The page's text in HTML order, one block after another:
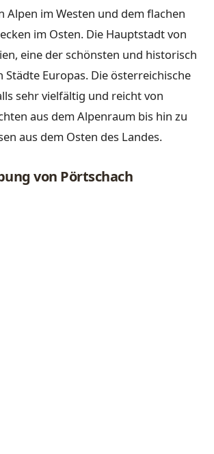
Alpen im Westen und dem flachen
im Osten. Die Hauptstadt von
eine der schönsten und historisch
Städte Europas. Die österreichische
sehr vielfältig und reicht von
aus dem Alpenraum bis hin zu
aus dem Osten des Landes.
von Pörtschach